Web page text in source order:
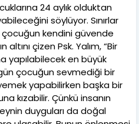
24 aylık olduktan
söylüyor. Sınırlar
çocuğun kendini güvende
çizen Psk. Yalım, “Bir
yapılabilecek en büyük
çocuğun sevmediği bir
yapabilirken başka bir
kızabilir. Çünkü insanın
duyguları da doğal